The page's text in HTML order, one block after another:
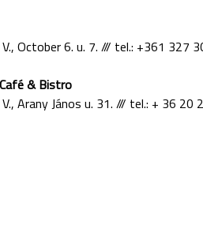
October 6. u. 7. /// tel.: +361 327
& Bistro
Arany János u. 31. /// tel.: + 36 20